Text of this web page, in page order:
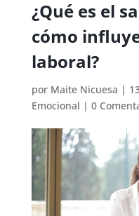
¿Qué es el
cómo
laboral?
por Maite Nicuesa |
Emocional | 0